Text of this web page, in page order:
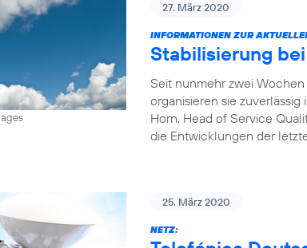
27. März 2020
INFORMATIONEN ZUR
Stabilisierung
Seit nunmehr zwei
organisieren sie
Horn, Head of Service
die Entwicklungen der
25. März 2020
NETZ: